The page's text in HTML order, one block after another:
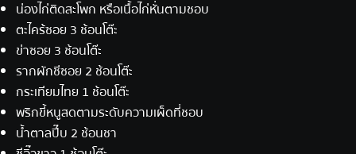
น่องไก่ติดสะโพก หรือเนื้อไก่หั่นตามชอบ
ตะไคร้ซอย 3 ช้อนโต๊ะ
ข่าซอย 3 ช้อนโต๊ะ
รากผักชีซอย 2 ช้อนโต๊ะ
กระเทียมไทย 1 ช้อนโต๊ะ
พริกขี้หนูสดตามระดับความเผ็ดที่ชอบ
น้ำตาลปี๊บ 2 ช้อนชา